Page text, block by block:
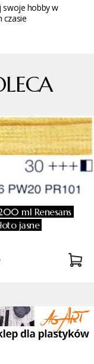
swoje hobby w
czasie
ml Renesans
jasne